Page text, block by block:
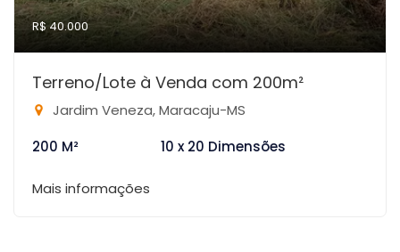
R$ 40.000
Terreno/Lote à Venda com 200m²
Jardim Veneza, Maracaju-MS
200 M²
10 x 20 Dimensões
Mais informações